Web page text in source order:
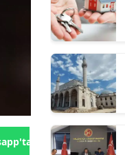
Gönder